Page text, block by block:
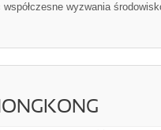
wyzwania